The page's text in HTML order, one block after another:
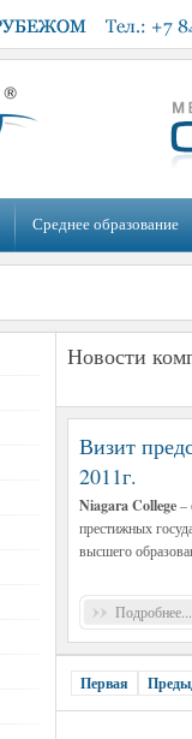
Среднее образование
Новости
Визит
2011г.
Niagara College–
престижных
высшего
Подробнее...
Первая